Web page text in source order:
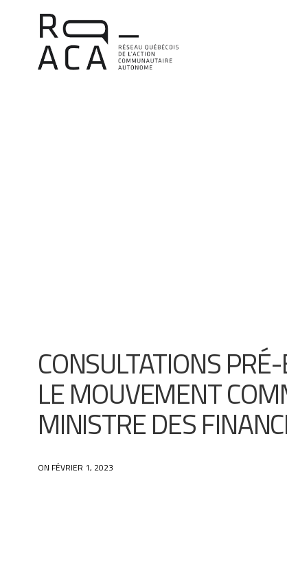
CONSULTATIONS
LE MOUVEMENT
MINISTRE DES
ON FÉVRIER 1, 2023